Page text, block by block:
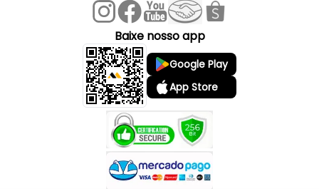
Baixe nosso app
Google Play
App Store